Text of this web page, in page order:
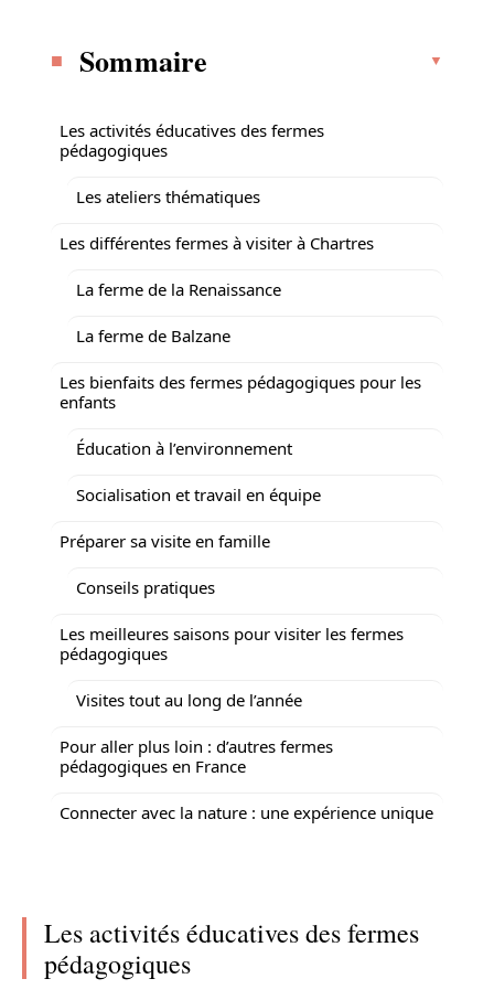
Sommaire
Les activités éducatives des fermes
pédagogiques
Les ateliers thématiques
Les différentes fermes à visiter à Chartres
La ferme de la Renaissance
La ferme de Balzane
Les bienfaits des fermes pédagogiques pour les
enfants
Éducation à l’environnement
Socialisation et travail en équipe
Préparer sa visite en famille
Conseils pratiques
Les meilleures saisons pour visiter les fermes
pédagogiques
Visites tout au long de l’année
Pour aller plus loin : d’autres fermes
pédagogiques en France
Connecter avec la nature : une expérience unique
Les activités éducatives des fermes
pédagogiques